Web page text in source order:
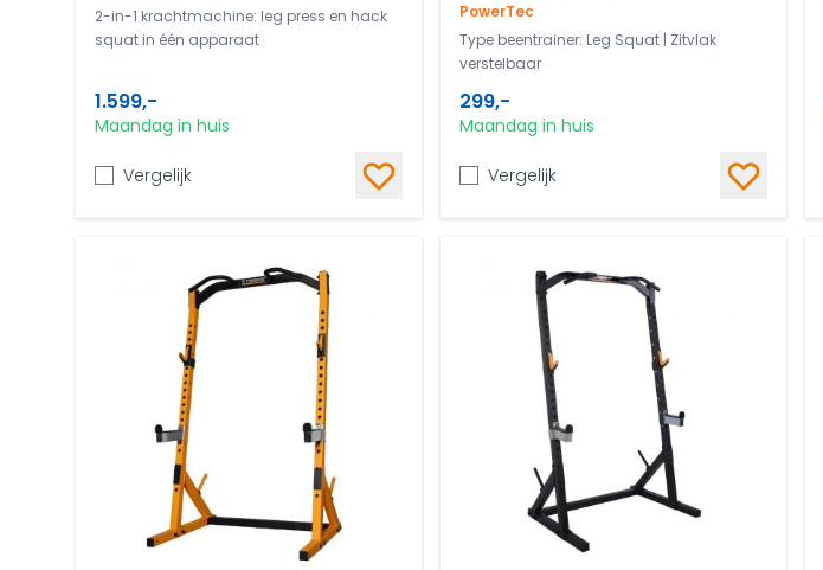
2-in-1 krachtmachine: leg press en hack
squat in één apparaat
1.599,-
Maandag in huis
Vergelijk
PowerTec
Type beentrainer: Leg Squat | Zitvlak
verstelbaar
299,-
Maandag in huis
Vergelijk